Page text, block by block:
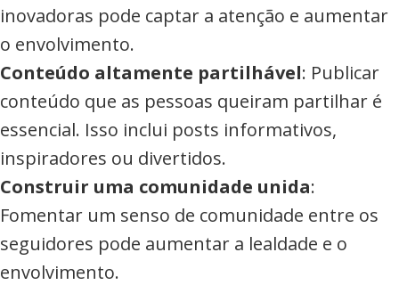
inovadoras pode captar a atenção e aumentar
o envolvimento.
Conteúdo altamente partilhável: Publicar
conteúdo que as pessoas queiram partilhar é
essencial. Isso inclui posts informativos,
inspiradores ou divertidos.
Construir uma comunidade unida:
Fomentar um senso de comunidade entre os
seguidores pode aumentar a lealdade e o
envolvimento.